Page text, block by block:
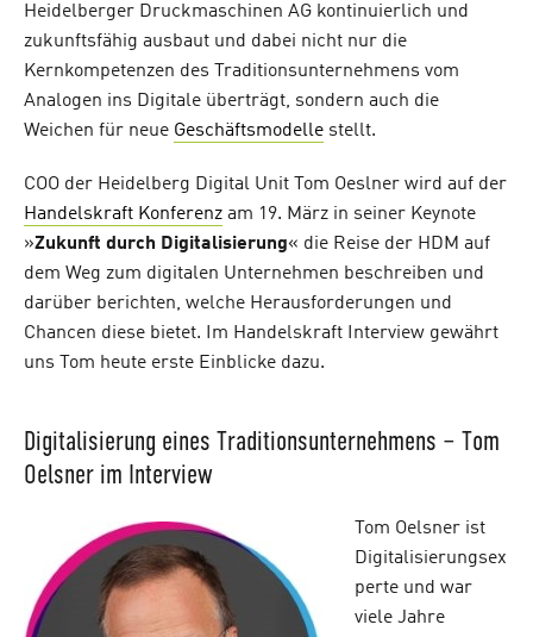
Heidelberger Druckmaschinen AG kontinuierlich und
zukunftsfähig ausbaut und dabei nicht nur die
Kernkompetenzen des Traditionsunternehmens vom
Analogen ins Digitale überträgt, sondern auch die
Weichen für neue Geschäftsmodelle stellt.
COO der Heidelberg Digital Unit Tom Oeslner wird auf der
Handelskraft Konferenz am 19. März in seiner Keynote
»Zukunft durch Digitalisierung« die Reise der HDM auf
dem Weg zum digitalen Unternehmen beschreiben und
darüber berichten, welche Herausforderungen und
Chancen diese bietet. Im Handelskraft Interview gewährt
uns Tom heute erste Einblicke dazu.
Digitalisierung eines Traditionsunternehmens – Tom
Oelsner im Interview
Tom Oelsner ist
Digitalisierungsex
perte und war
viele Jahre